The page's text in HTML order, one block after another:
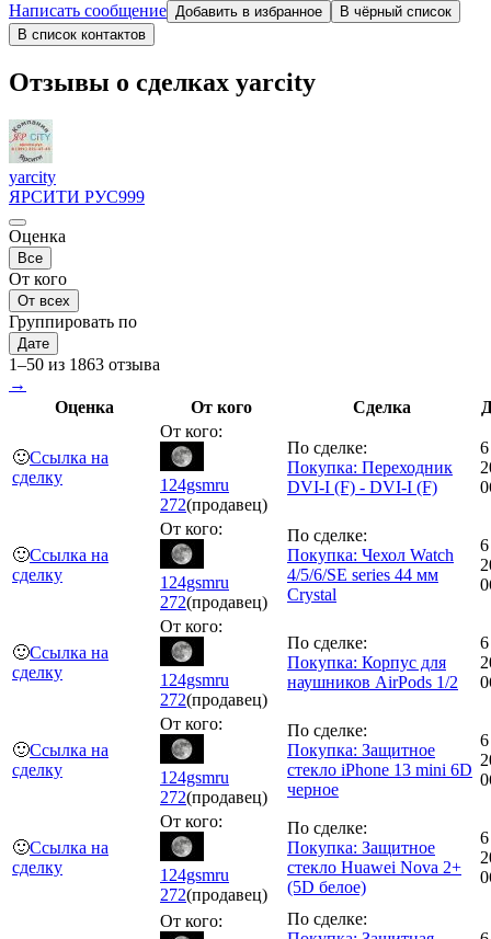
Написать сообщение Добавить в избранное
В чёрный список
В список контактов
Отзывы о сделках yarcity
yarcity
ЯРСИТИ РУС999
Оценка
Все
От кого
От всех
Группировать по
Дате
1–50 из 1863 отзыва
→
Оценка
От кого Сделка
🙂Ссылка на
сделку
От кого:
124gsmru
272(продавец)
По сделке:
Покупка: Переходник
DVI-I (F) - DVI-I (F)
🙂Ссылка на
сделку
От кого:
124gsmru
272(продавец)
По сделке:
Покупка: Чехол Watch
4/5/6/SE series 44 мм
Crystal
🙂Ссылка на
сделку
От кого:
124gsmru
272(продавец)
По сделке:
Покупка: Корпус для
наушников AirPods 1/2
🙂Ссылка на
сделку
От кого:
124gsmru
272(продавец)
По сделке:
Покупка: Защитное
стекло iPhone 13 mini 6D
черное
🙂Ссылка на
сделку
От кого:
124gsmru
272(продавец)
По сделке:
Покупка: Защитное
стекло Huawei Nova 2+
(5D белое)
От кого:
По сделке: